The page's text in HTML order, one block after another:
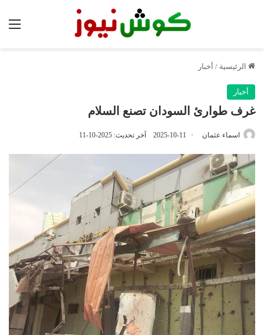
الرئيسية / أخبار
أخبار
غرف طوارئ السودان تصنع السلام
اسماء عثمان 2025-10-11 آخر تحديث: 2025-10-11